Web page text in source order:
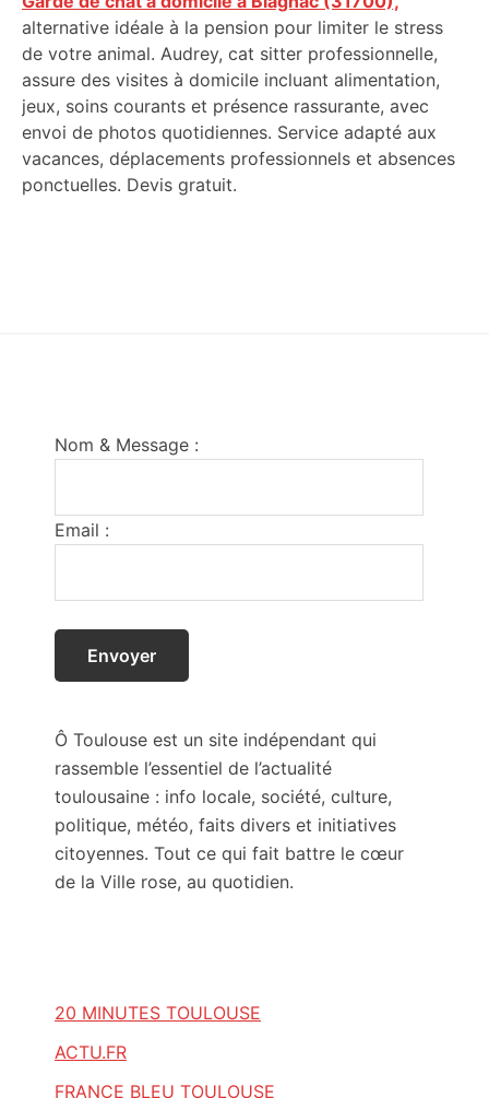
alternative idéale à la pension pour limiter le stress
de votre animal. Audrey, cat sitter professionnelle,
assure des visites à domicile incluant alimentation,
jeux, soins courants et présence rassurante, avec
envoi de photos quotidiennes. Service adapté aux
vacances, déplacements professionnels et absences
ponctuelles. Devis gratuit.
Nom & Message :
Email :
Ô Toulouse est un site indépendant qui
rassemble l’essentiel de l’actualité
toulousaine : info locale, société, culture,
politique, météo, faits divers et initiatives
citoyennes. Tout ce qui fait battre le cœur
de la Ville rose, au quotidien.
20 MINUTES TOULOUSE
ACTU.FR
FRANCE BLEU TOULOUSE